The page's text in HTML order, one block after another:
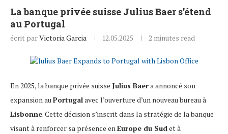
La banque privée suisse Julius Baer s’étend
au Portugal
écrit parVictoria Garcia 12.05.2025 2 minutes read
En 2025, la banque privée suisse Julius Baera annoncé son
expansion auPortugalavec l’ouverture d’un nouveau bureau à
Lisbonne. Cette décision s’inscrit dans la stratégie de la banque
visant à renforcer sa présence enEurope du Sudet à